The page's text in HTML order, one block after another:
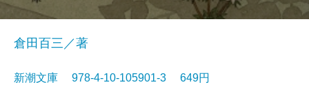
倉田百三／著
新潮文庫 978-4-10-105901-3 649円